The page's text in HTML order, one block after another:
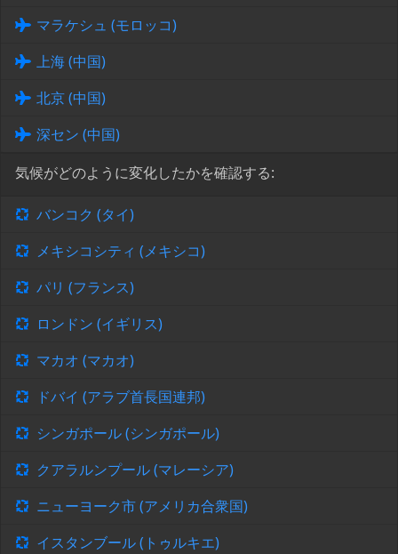
マラケシュ (モロッコ)
上海 (中国)
北京 (中国)
深セン (中国)
気候がどのように変化したかを確認する:
バンコク (タイ)
メキシコシティ (メキシコ)
パリ (フランス)
ロンドン (イギリス)
マカオ (マカオ)
ドバイ (アラブ首長国連邦)
シンガポール (シンガポール)
クアラルンプール (マレーシア)
ニューヨーク市 (アメリカ合衆国)
イスタンブール (トゥルキエ)